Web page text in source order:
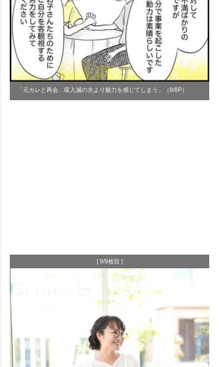
「元カレと再会…収入減の夫より魅力を感じてしまう」（8/8P）
[ 9/9枚目 ]